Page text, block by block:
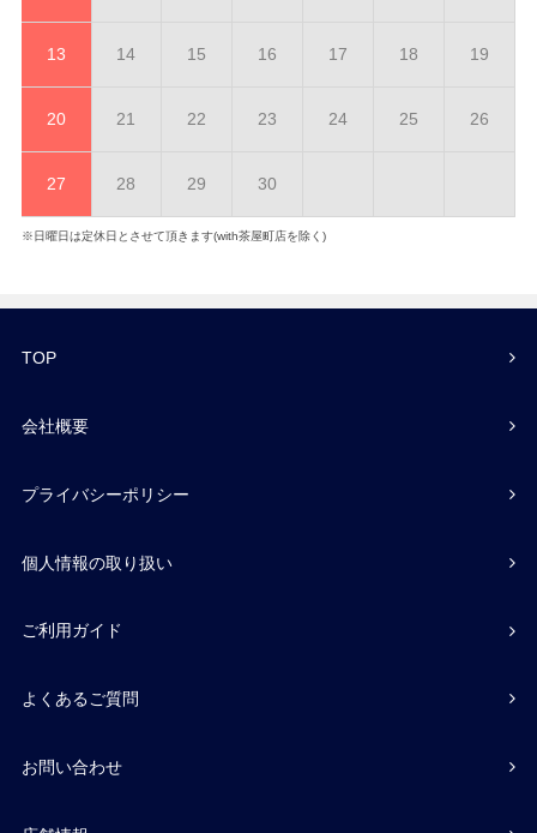
13 14 15 16 17 18 19
20 21 22 23 24 25 26
27 28 29 30
※日曜日は定休日とさせて頂きます(with茶屋町店を除く)
TOP
会社概要
プライバシーポリシー
個人情報の取り扱い
ご利用ガイド
よくあるご質問
お問い合わせ